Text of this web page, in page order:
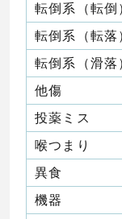
転倒系（転倒
転倒系（転落
転倒系（滑落
他傷
投薬ミス
喉つまり
異食
機器